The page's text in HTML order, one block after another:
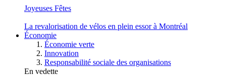
Joyeuses Fêtes
La revalorisation de vélos en plein essor à Montréal
Économie
Économie verte
Innovation
Responsabilité sociale des organisations
En vedette